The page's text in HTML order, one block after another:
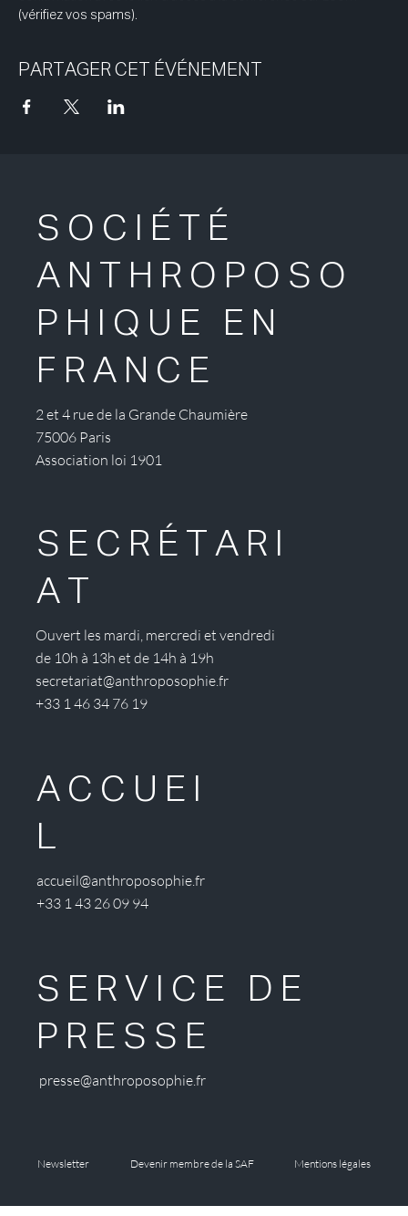
(vérifiez vos spams).
PARTAGER CET ÉVÉNEMENT
SOCIÉTÉ
ANTHROPOSO
PHIQUE EN
FRANCE
2 et 4 rue de la Grande Chaumière
75006 Paris
Association loi 1901
SECRÉTARI
AT
Ouvert les mardi, mercredi et vendredi
de 10h à 13h et de 14h à 19h
secretariat@anthroposophie.fr
+33 1 46 34 76 19
ACCUEI
L
accueil@anthroposophie.fr
+33 1 43 26 09 94
SERVICE DE
PRESSE
presse@anthroposophie.fr
Newsletter Devenir membre de la SAF Mentions légales